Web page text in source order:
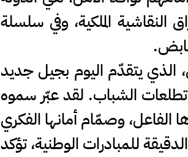
الملكية، وفي سلسلة
الذي يتقدّم اليوم بجيل جديد
الشباب. لقد عبّر سموه
وصمّام أمانها الفكري
للمبادرات الوطنية، تؤكد